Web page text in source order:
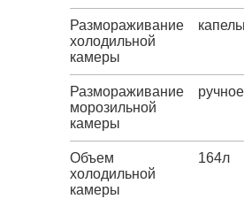
Размораживание
холодильной
камеры
Размораживание
морозильной
камеры
ручное
Объем
холодильной
камеры
164л